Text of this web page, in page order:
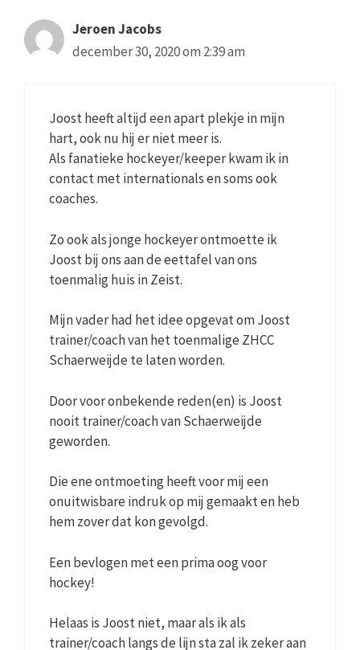
Jeroen Jacobs
december 30, 2020 om 2:39 am
Joost heeft altijd een apart plekje in mijn
hart, ook nu hij er niet meer is.
Als fanatieke hockeyer/keeper kwam ik in
contact met internationals en soms ook
coaches.
Zo ook als jonge hockeyer ontmoette ik
Joost bij ons aan de eettafel van ons
toenmalig huis in Zeist.
Mijn vader had het idee opgevat om Joost
trainer/coach van het toenmalige ZHCC
Schaerweijde te laten worden.
Door voor onbekende reden(en) is Joost
nooit trainer/coach van Schaerweijde
geworden.
Die ene ontmoeting heeft voor mij een
onuitwisbare indruk op mij gemaakt en heb
hem zover dat kon gevolgd.
Een bevlogen met een prima oog voor
hockey!
Helaas is Joost niet, maar als ik als
trainer/coach langs de lijn sta zal ik zeker aan